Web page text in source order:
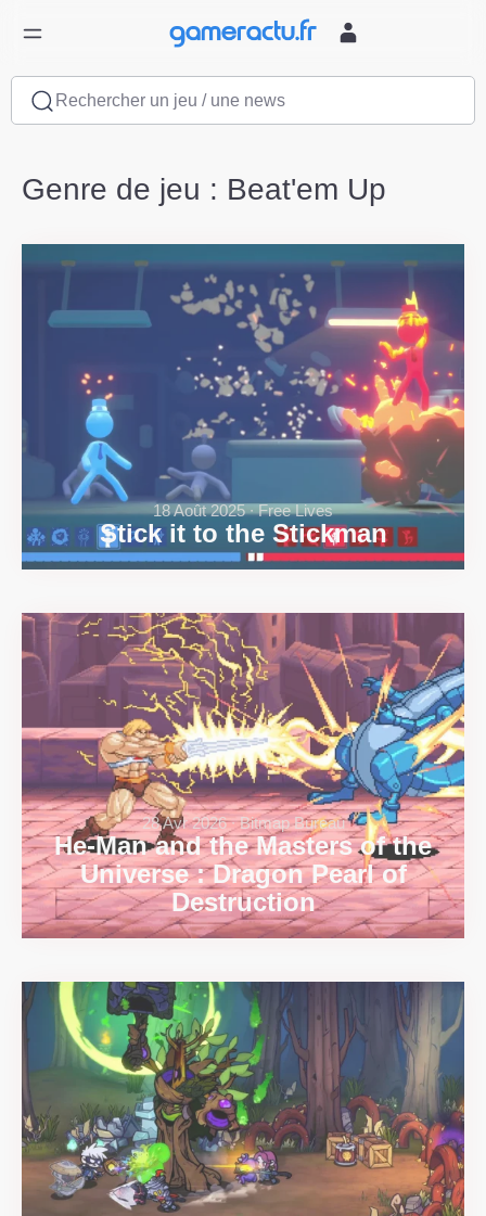
Rechercher un jeu / une news
Genre de jeu : Beat'em Up
Stick it to the Stickman
18 Août 2025 ∙ Free Lives
He-Man and the Masters of the
Universe : Dragon Pearl of
Destruction
28 Avr 2026 ∙ Bitmap Bureau